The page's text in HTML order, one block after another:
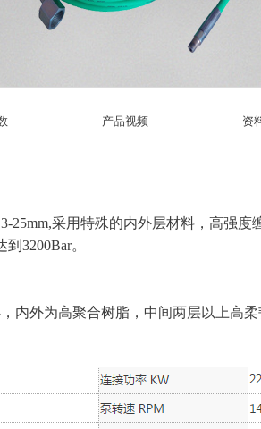
产品视频 资
3-25mm,采用特殊的内外层材料，高强度
到 3200Bar。
内外为高聚合树脂，中间两层以上高